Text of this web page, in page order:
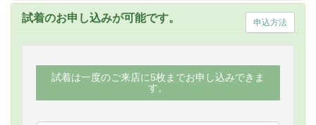
申込方法
試着のお申し込みが可能です。
試着は一度のご来店に5枚までお申し込みできま
す。